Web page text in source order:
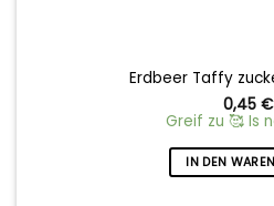
Erdbeer Taffy
0,45 €
Greif zu 🥰 Is
IN DEN